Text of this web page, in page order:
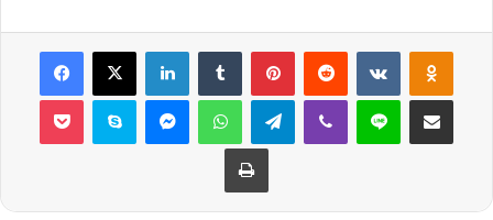
Facebook
X LinkedInTumblr PinterestReddit VKontakte
Pocket Skype MessengerWhatsAppTelegramViber Line E-Posta ile
Yazdır